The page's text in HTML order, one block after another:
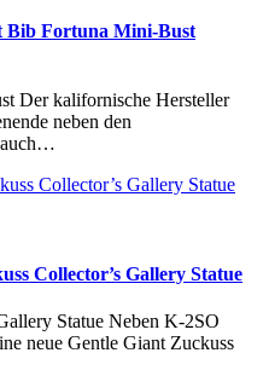
Bib Fortuna Mini-Bust
Der kalifornische Hersteller
neben den
auch…
Collector’s Gallery Statue
Statue Neben K-2SO
neue Gentle Giant Zuckuss